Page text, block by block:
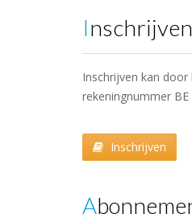
Inschrijven
Inschrijven kan
rekeningnummer
Inschrijven